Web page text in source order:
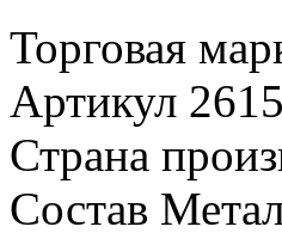
Торговая
Артикул
Страна
Состав